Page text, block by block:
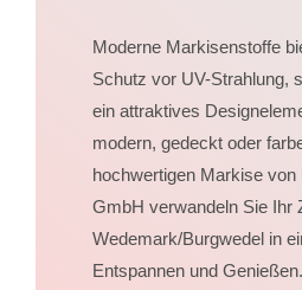
Moderne Markisenstoffe
Schutz vor UV-Strahlung,
ein attraktives
modern, gedeckt oder
hochwertigen Markise von
GmbH verwandeln Sie Ihr
Wedemark/Burgwedel in
Entspannen und Genießen.